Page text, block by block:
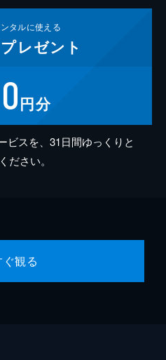
タルに使える
プレゼント
円分
ビスを、31日間ゆっくりと
ださい。
観る